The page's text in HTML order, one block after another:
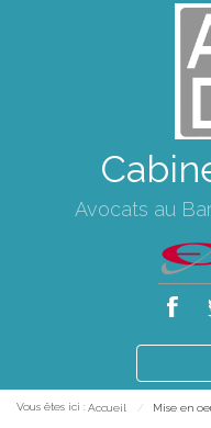
Avocats au
le
Vous êtes ici : Accueil Mise en